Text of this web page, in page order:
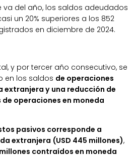
va del año, los saldos adeudados
un 20% superiores a los 852
en diciembre de 2024.
y por tercer año consecutivo, se
en los saldos de operaciones
extranjera y una reducción de
operaciones en moneda
pasivos corresponde a
extranjera (USD 445 millones),
millones contraídos en moneda